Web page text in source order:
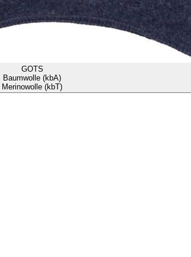
GOTS
Baumwolle (kbA)
Merinowolle (kbT)